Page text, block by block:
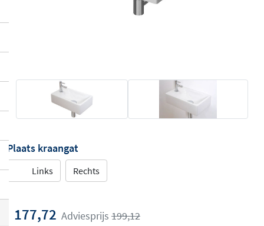
Plaats kraangat
Links Rechts
177,72 Adviesprijs 199,12